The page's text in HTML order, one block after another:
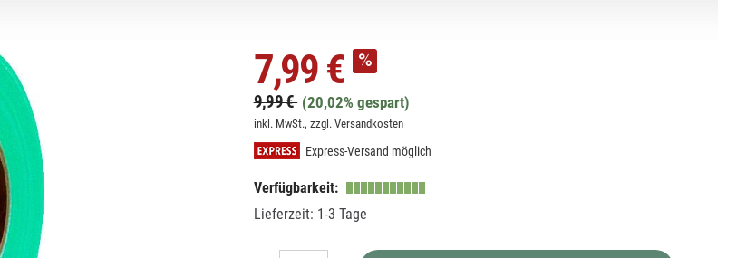
7,99 €
9,99 € (20,02% gespart)
inkl. MwSt., zzgl. Versandkosten
Express-Versand möglich
Verfügbarkeit:
Lieferzeit: 1-3 Tage